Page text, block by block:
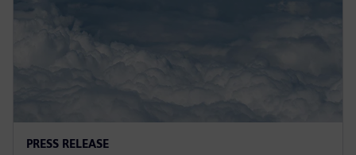
PRESS RELEASE